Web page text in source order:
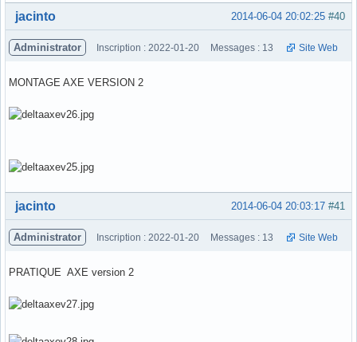
Hors ligne #40
2014-06-04 20:02:25
jacinto
Administrator Inscription : 2022-01-20 Messages : 13 Site Web
MONTAGE AXE VERSION 2
Hors ligne #41
2014-06-04 20:03:17
jacinto
Administrator Inscription : 2022-01-20 Messages : 13 Site Web
PRATIQUE AXE version 2